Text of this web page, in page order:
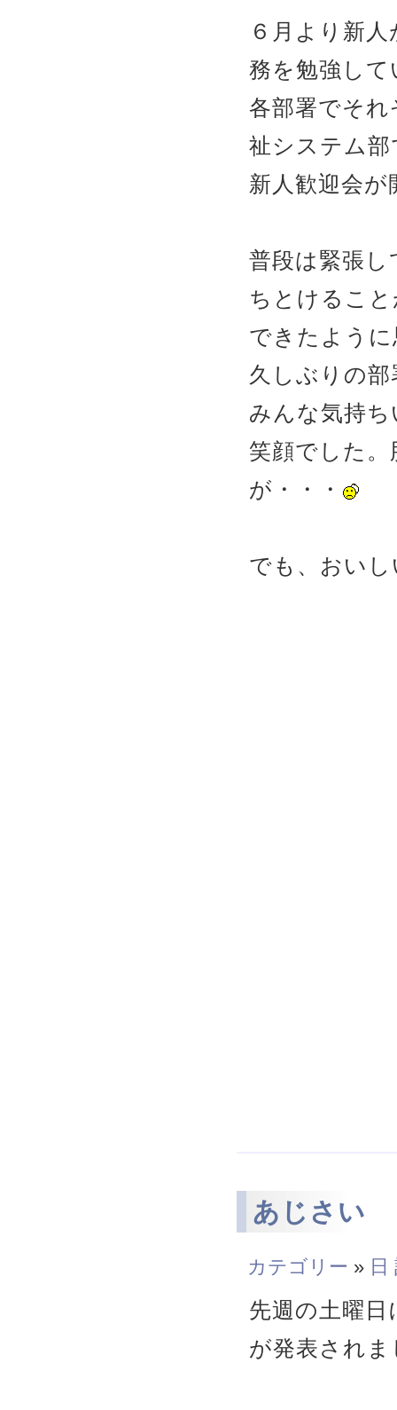
６月より新
務を勉強して
各部署でそ
祉システム部
新人歓迎会
普段は緊張
ちとけるこ
できたよう
久しぶりの
みんな気持ち
笑顔でした
が・・・
でも、おい
あじさい
カテゴリー » 日
先週の土曜日
が発表されま